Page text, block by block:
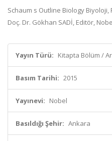
Schaum s Outline Biology Biyoloji,
Doç. Dr. Gökhan SADİ, Editör,
Yayın Türü: Kitapta Bölüm /
Basım Tarihi: 2015
Yayınevi: Nobel
Basıldığı Şehir: Ankara